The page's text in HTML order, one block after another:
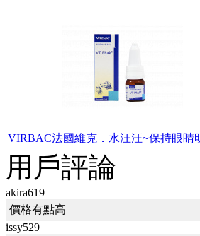
VIRBAC法國維克．水汪汪~保持眼睛
用戶評論
akira619
價格有點高
issy529